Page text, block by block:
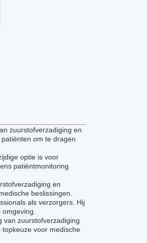
zuurstofverzadiging en
om te dragen
optie is voor
patiëntmonitoring
en
beslissingen.
als verzorgers. Hij
van zuurstofverzadiging
voor medische